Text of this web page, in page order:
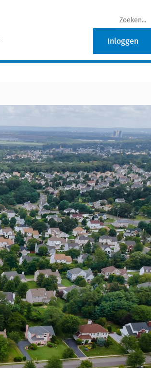
Inloggen